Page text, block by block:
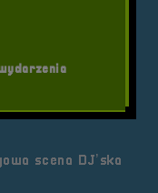
scena DJ’ska